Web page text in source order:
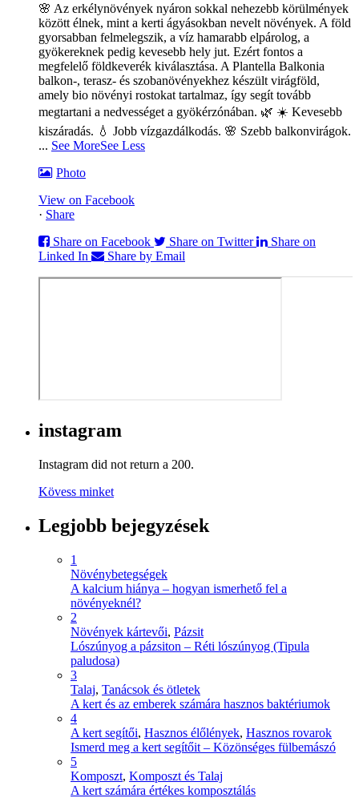
🌸 Az erkélynövények nyáron sokkal nehezebb körülmények
között élnek, mint a kerti ágyásokban nevelt növények. A föld
gyorsabban felmelegszik, a víz hamarabb elpárolog, a
gyökereknek pedig kevesebb hely jut. Ezért fontos a
megfelelő földkeverék kiválasztása. A Plantella Balkonia
balkon-, terasz- és szobanövényekhez készült virágföld,
amely bio növényi rostokat tartalmaz, így segít tovább
megtartani a nedvességet a gyökérzónában. 🌿 ☀️ Kevesebb
kiszáradás. 💧 Jobb vízgazdálkodás. 🌸 Szebb balkonvirágok.
... See MoreSee Less
Photo
View on Facebook
· Share
Share on Facebook
Share on Twitter
Share on
Linked In
Share by Email
instagram
Instagram did not return a 200.
Kövess minket
Legjobb bejegyzések
1
Növénybetegségek
A kalcium hiánya – hogyan ismerhető fel a
növényeknél?
2
Növények kártevői, Pázsit
Lószúnyog a pázsiton – Réti lószúnyog (Tipula
paludosa)
3
Talaj, Tanácsok és ötletek
A kert és az emberek számára hasznos baktériumok
4
A kert segítői, Hasznos élőlények, Hasznos rovarok
Ismerd meg a kert segítőit – Közönséges fülbemászó
5
Komposzt, Komposzt és Talaj
A kert számára értékes komposztálás